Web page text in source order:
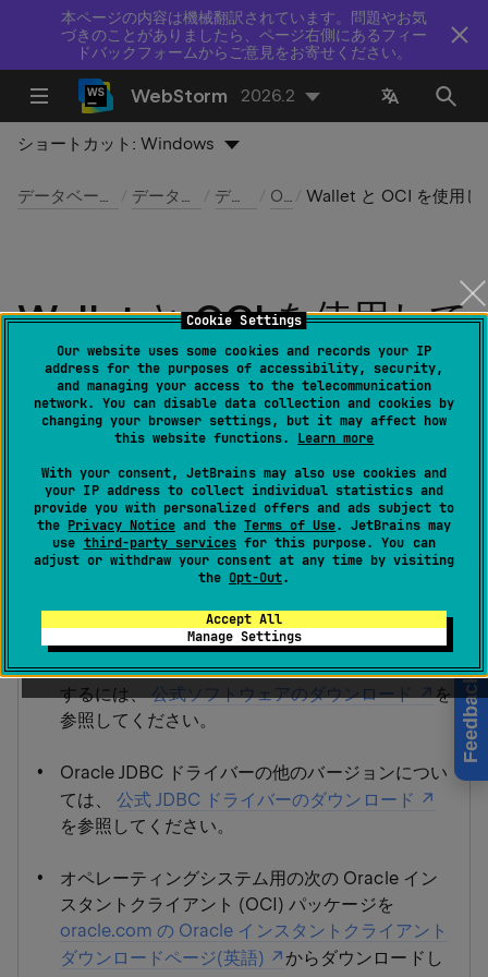
Cookie Settings
Our website uses some cookies and records your IP
address for the purposes of accessibility, security,
and managing your access to the telecommunication
network. You can disable data collection and cookies by
changing your browser settings, but it may affect how
this website functions. Learn more
With your consent, JetBrains may also use cookies and
your IP address to collect individual statistics and
provide you with personalized offers and ads subject to
the Privacy Noticeand the Terms of Use. JetBrains may
use third-party servicesfor this purpose. You can
adjust or withdraw your consent at any time by visiting
the Opt-Out.
Accept All
Manage Settings
本ページの内容は機械翻訳されています。問題やお気
づきのことがありましたら、ページ右側にあるフィー
ドバックフォームからご意見をお寄せください。
Feedback
WebStorm 2026.2
ショートカット:Windows
データベースツールおよび SQL データベースへの接続 データソース Oracle
Wallet と OCI を使用して
Oracle データソースを作
成する
公式ドキュメントとソフトウェア
Oracle の詳細については、公式ドキュメント
を参照してください。
Oracle データベースソフトウェアをダウンロード
するには、公式ソフトウェアのダウンロード
を
参照してください。
Oracle JDBC ドライバーの他のバージョンについ
ては、公式 JDBC ドライバーのダウンロード
を参照してください。
オペレーティングシステム用の次の Oracle イン
スタントクライアント (OCI) パッケージを
oracle.com の Oracle インスタントクライアント
ダウンロードページ(英語)
からダウンロードし